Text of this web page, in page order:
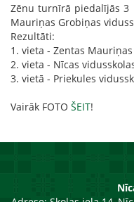
Zēnu turnīrā piedalījās 3
Mauriņas Grobiņas
Rezultāti:
1. vieta - Zentas
2. vieta - Nīcas
3. vietā - Priekules
Vairāk FOTO ŠEIT!